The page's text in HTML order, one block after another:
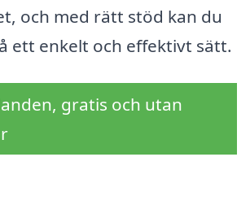
och med rätt stöd kan du
ett enkelt och effektivt sätt.
gratis och utan